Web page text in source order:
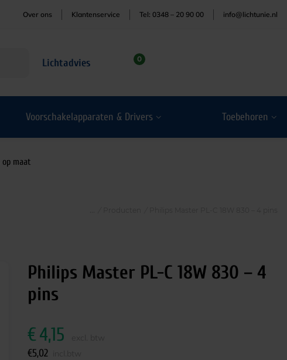
Over ons Klantenservice Tel: 0348 – 20 90 00 info@lichtunie.nl
Lichtadvies 0
Voorschakelapparaten & Drivers Toebehoren
op maat
Philips Master PL-C 18W 830 – 4
pins
€4,15
€5,02